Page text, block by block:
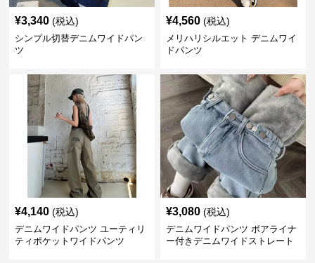
¥3,340 (税込)
シンプル切替デニムワイドパン
ツ
¥4,560 (税込)
メリハリシルエット デニムワイ
ドパンツ
¥4,140 (税込)
デニムワイドパンツ ユーティリ
ティポケットワイドパンツ
¥3,080 (税込)
デニムワイドパンツ ボアライナ
ー付きデニムワイドストレート